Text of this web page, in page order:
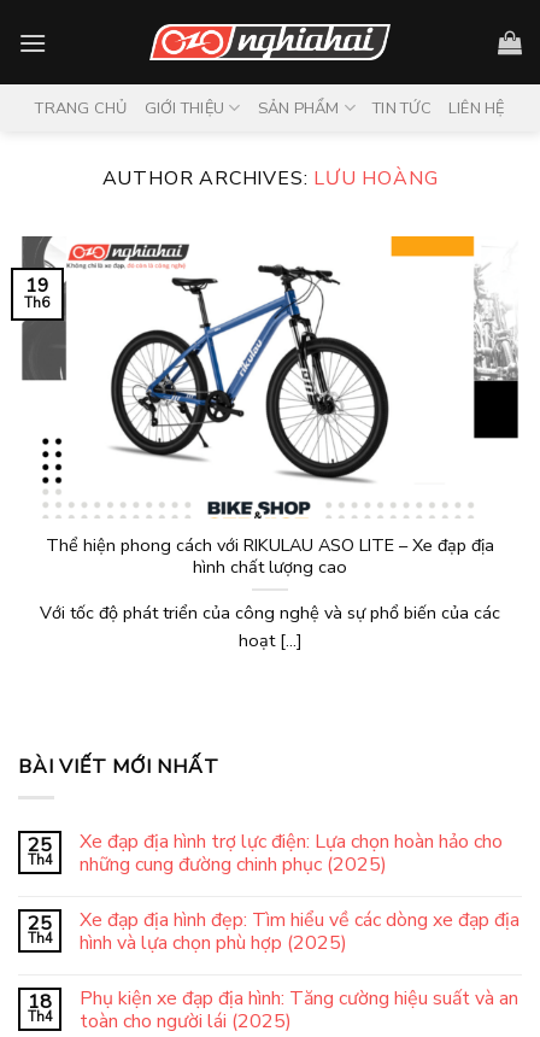
TRANG CHỦ GIỚI THIỆU SẢN PHẨM TIN TỨC LIÊN HỆ
AUTHOR ARCHIVES: LƯU HOÀNG
Thể hiện phong cách với RIKULAU ASO LITE – Xe đạp địa
hình chất lượng cao
Với tốc độ phát triển của công nghệ và sự phổ biến của các
hoạt [...]
19
Th6
BÀI VIẾT MỚI NHẤT
25
Th4
Xe đạp địa hình trợ lực điện: Lựa chọn hoàn hảo cho
những cung đường chinh phục (2025)
25
Th4
Xe đạp địa hình đẹp: Tìm hiểu về các dòng xe đạp địa
hình và lựa chọn phù hợp (2025)
18
Th4
Phụ kiện xe đạp địa hình: Tăng cường hiệu suất và an
toàn cho người lái (2025)